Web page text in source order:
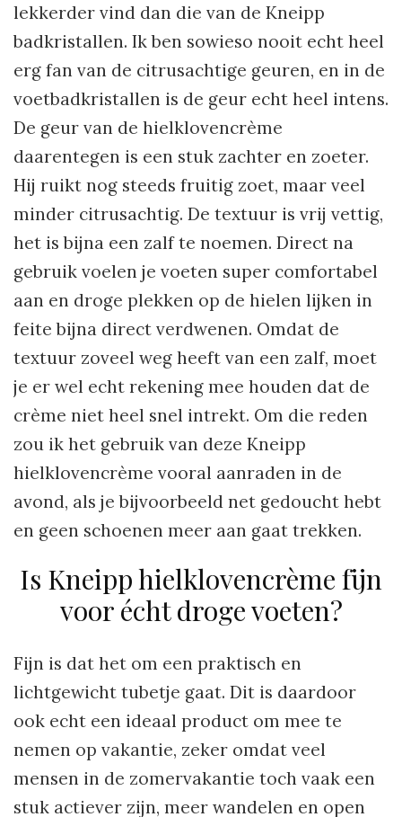
lekkerder vind dan die van de Kneipp
badkristallen. Ik ben sowieso nooit echt heel
erg fan van de citrusachtige geuren, en in de
voetbadkristallen is de geur echt heel intens.
De geur van de hielklovencrème
daarentegen is een stuk zachter en zoeter.
Hij ruikt nog steeds fruitig zoet, maar veel
minder citrusachtig. De textuur is vrij vettig,
het is bijna een zalf te noemen. Direct na
gebruik voelen je voeten super comfortabel
aan en droge plekken op de hielen lijken in
feite bijna direct verdwenen. Omdat de
textuur zoveel weg heeft van een zalf, moet
je er wel echt rekening mee houden dat de
crème niet heel snel intrekt. Om die reden
zou ik het gebruik van deze Kneipp
hielklovencrème vooral aanraden in de
avond, als je bijvoorbeeld net gedoucht hebt
en geen schoenen meer aan gaat trekken.
Is Kneipp hielklovencrème fijn
voor écht droge voeten?
Fijn is dat het om een praktisch en
lichtgewicht tubetje gaat. Dit is daardoor
ook echt een ideaal product om mee te
nemen op vakantie, zeker omdat veel
mensen in de zomervakantie toch vaak een
stuk actiever zijn, meer wandelen en open